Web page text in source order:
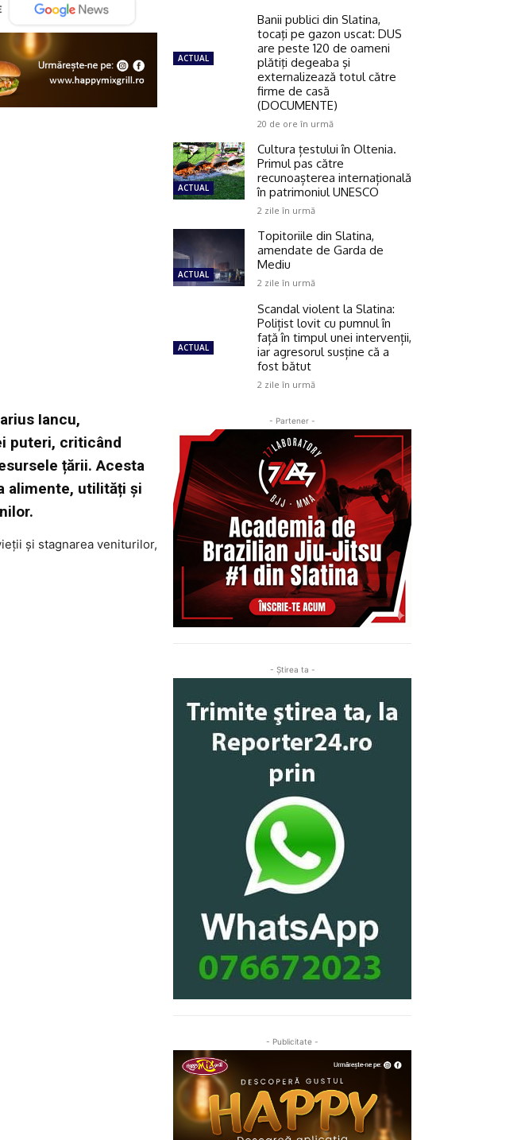
Iancu,
puteri, criticând
țării. Acesta
alimente, utilități și
și stagnarea veniturilor,
ACTUAL
Banii publici din Slatina,
tocaţi pe gazon uscat: DUS
are peste 120 de oameni
plătiţi degeaba şi
externalizează totul către
firme de casă
(DOCUMENTE)
20 de ore în urmă
ACTUAL
Cultura țestului în Oltenia.
Primul pas către
recunoașterea internațională
în patrimoniul UNESCO
2 zile în urmă
ACTUAL
Topitoriile din Slatina,
amendate de Garda de
Mediu
2 zile în urmă
ACTUAL
Scandal violent la Slatina:
Polițist lovit cu pumnul în
față în timpul unei intervenții,
iar agresorul susține că a
fost bătut
2 zile în urmă
- Partener -
- Ştirea ta -
- Publicitate -